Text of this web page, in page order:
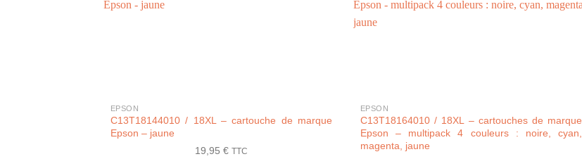
EPSON
C13T18144010 / 18XL – cartouche de marque
Epson – jaune
19,95 € TTC
EPSON
C13T18164010 / 18XL – cartouches de marque
Epson – multipack 4 couleurs : noire, cyan,
magenta, jaune